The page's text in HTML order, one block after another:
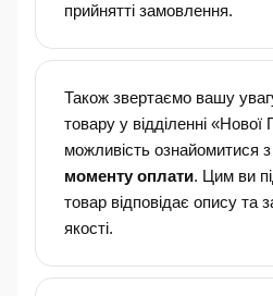
прийнятті замовлення.
Також звертаємо вашу
товару у відділенні
можливість ознайомитися
моменту оплати. Цим ви
товар відповідає опису та
якості.